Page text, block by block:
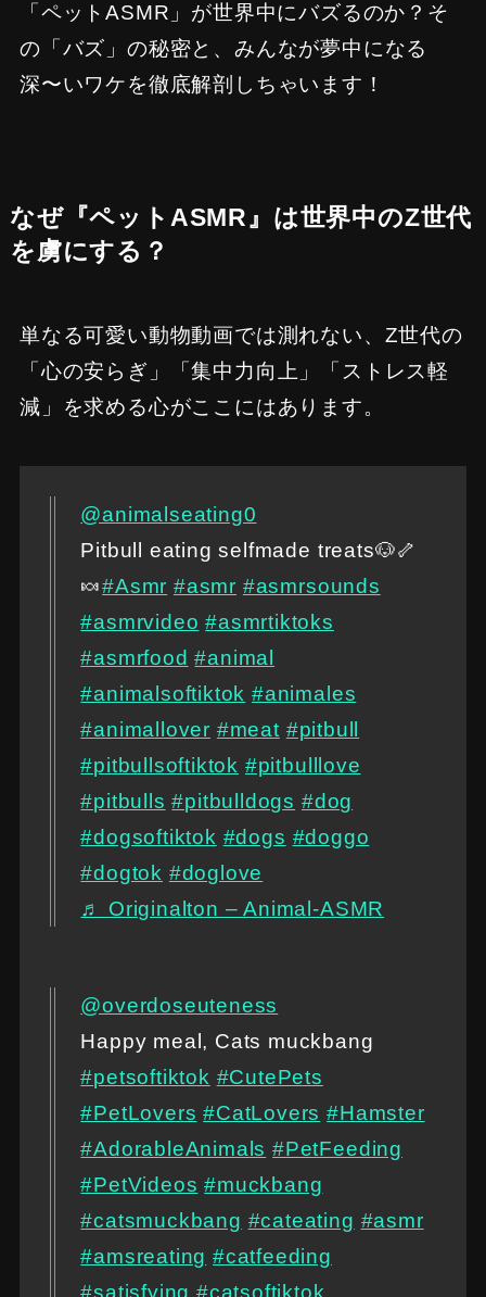
「ペットASMR」が世界中にバズるのか？そ
の「バズ」の秘密と、みんなが夢中になる
深〜いワケを徹底解剖しちゃいます！
なぜ『ペットASMR』は世界中のZ世代
を虜にする？
単なる可愛い動物動画では測れない、Z世代の
「心の安らぎ」「集中力向上」「ストレス軽
減」を求める心がここにはあります。
@animalseating0
Pitbull eating selfmade treats🐶🦴
🍬#Asmr #asmr #asmrsounds
#asmrvideo #asmrtiktoks
#asmrfood #animal
#animalsoftiktok #animales
#animallover #meat #pitbull
#pitbullsoftiktok #pitbulllove
#pitbulls #pitbulldogs #dog
#dogsoftiktok #dogs #doggo
#dogtok #doglove
♬ Originalton – Animal-ASMR
@overdoseuteness
Happy meal, Cats muckbang
#petsoftiktok #CutePets
#PetLovers #CatLovers #Hamster
#AdorableAnimals #PetFeeding
#PetVideos #muckbang
#catsmuckbang #cateating #asmr
#amsreating #catfeeding
#satisfying #catsoftiktok